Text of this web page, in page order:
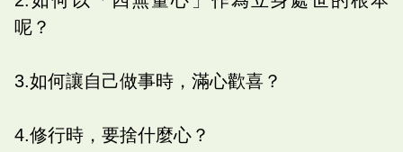
呢？
3.如何讓自己做事時，滿心歡喜？
4.修行時，要捨什麼心？